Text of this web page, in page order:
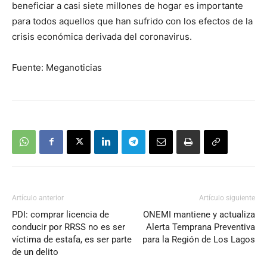
beneficiar a casi siete millones de hogar es importante
para todos aquellos que han sufrido con los efectos de la
crisis económica derivada del coronavirus.
Fuente: Meganoticias
Artículo anterior
PDI: comprar licencia de
conducir por RRSS no es ser
víctima de estafa, es ser parte
de un delito
Artículo siguiente
ONEMI mantiene y actualiza
Alerta Temprana Preventiva
para la Región de Los Lagos